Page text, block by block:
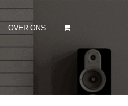
OVER ONS